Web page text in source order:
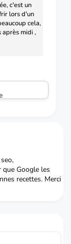
c'est un
lors d'un
cela,
midi ,
que Google les
recettes. Merci